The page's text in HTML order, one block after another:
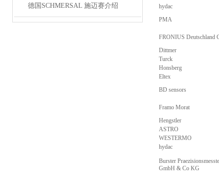
德国SCHMERSAL 施迈赛介绍
hydac
PMA
FRONIUS Deutschland
Dittmer
Turck
Honsberg
Eltex
BD sensors
Framo Morat
Hengstler
ASTRO
WESTERMO
hydac
Burster
GmbH & Co KG